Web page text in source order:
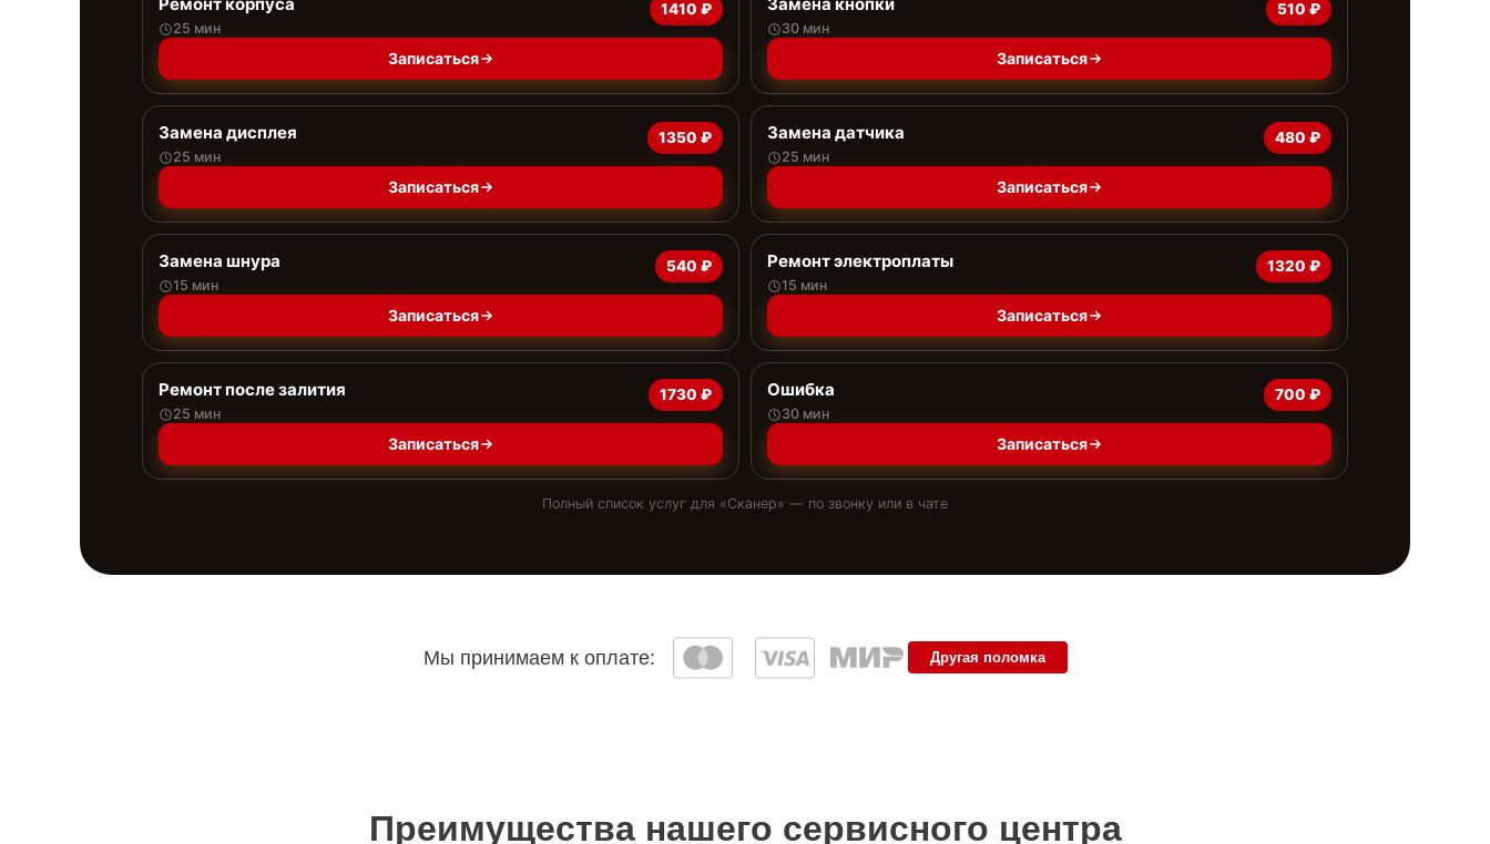
25 мин
1410 ₽
Записаться
30 мин
510 ₽
Записаться
Замена дисплея
25 мин
1350 ₽
Записаться
Замена датчика
25 мин
480 ₽
Записаться
Замена шнура
15 мин
540 ₽
Записаться
Ремонт электроплаты
15 мин
1320 ₽
Записаться
Ремонт после залития
25 мин
1730 ₽
Записаться
Ошибка
30 мин
700 ₽
Записаться
Полный список услуг для «Сканер» — по звонку или в чате
Мы принимаем к оплате: Другая поломка
Преимущества нашего сервисного центра